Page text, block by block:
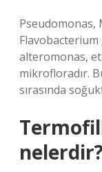
Pseudomonas,
alteromonas,
mikrofloradır.
sırasında